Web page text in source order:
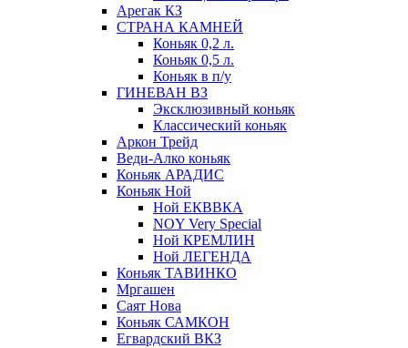
Арегак КЗ
СТРАНА КАМНЕЙ
Коньяк 0,2 л.
Коньяк 0,5 л.
Коньяк в п/у
ГИНЕВАН ВЗ
Эксклюзивный коньяк
Классический коньяк
Аркон Трейд
Веди-Алко коньяк
Коньяк АРАДИС
Коньяк Ной
Ной ЕКВВКА
NOY Very Special
Ной КРЕМЛИН
Ной ЛЕГЕНДА
Коньяк ТАВИНКО
Мргашен
Саят Нова
Коньяк САМКОН
Егвардский ВКЗ